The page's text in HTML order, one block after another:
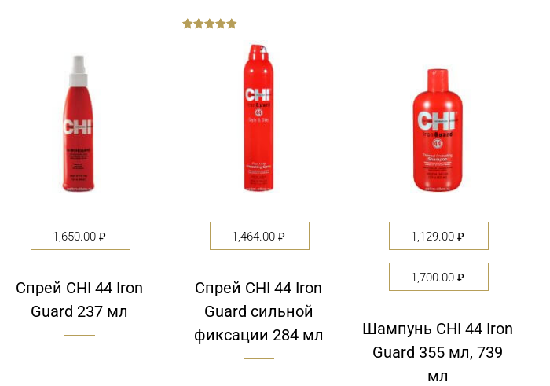
1,650.00₽
Спрей CHI 44 Iron
Guard 237 мл
1,464.00₽
Спрей CHI 44 Iron
Guard сильной
фиксации 284 мл
1,129.00₽
1,700.00₽
Шампунь CHI 44 Iron
Guard 355 мл, 739
мл